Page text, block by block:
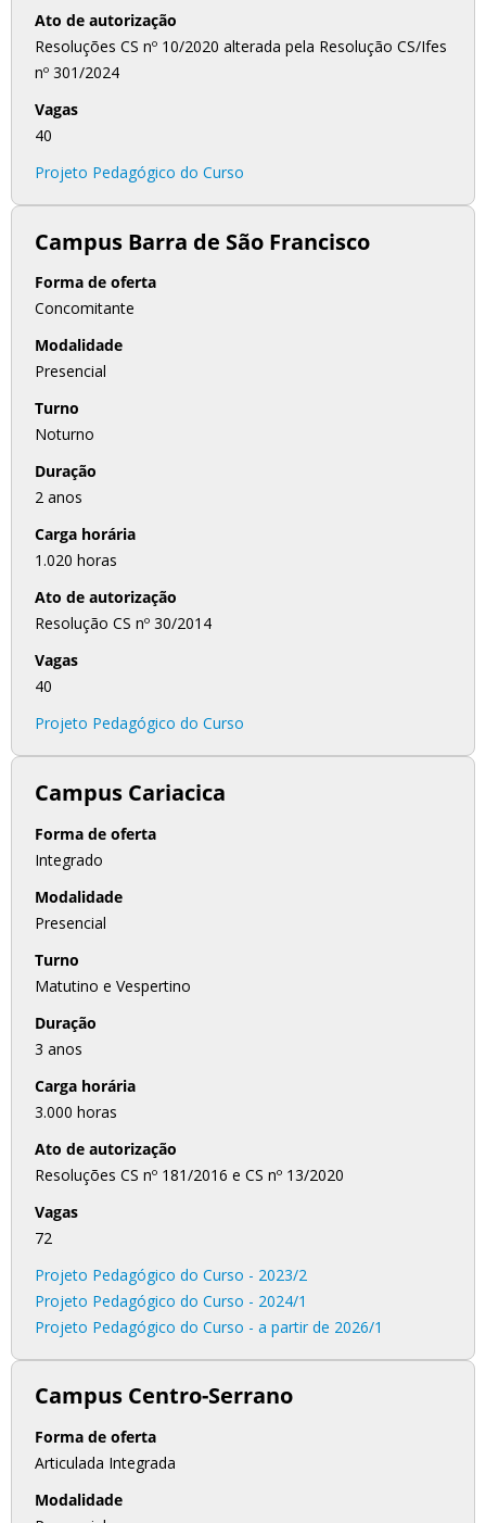
Ato de autorização
Resoluções CS nº 10/2020 alterada pela Resolução CS/Ifes
nº 301/2024
Vagas
40
Projeto Pedagógico do Curso
Campus Barra de São Francisco
Forma de oferta
Concomitante
Modalidade
Presencial
Turno
Noturno
Duração
2 anos
Carga horária
1.020 horas
Ato de autorização
Resolução CS nº 30/2014
Vagas
40
Projeto Pedagógico do Curso
Campus Cariacica
Forma de oferta
Integrado
Modalidade
Presencial
Turno
Matutino e Vespertino
Duração
3 anos
Carga horária
3.000 horas
Ato de autorização
Resoluções CS nº 181/2016 e CS nº 13/2020
Vagas
72
Projeto Pedagógico do Curso - 2023/2
Projeto Pedagógico do Curso - 2024/1
Projeto Pedagógico do Curso - a partir de 2026/1
Campus Centro-Serrano
Forma de oferta
Articulada Integrada
Modalidade